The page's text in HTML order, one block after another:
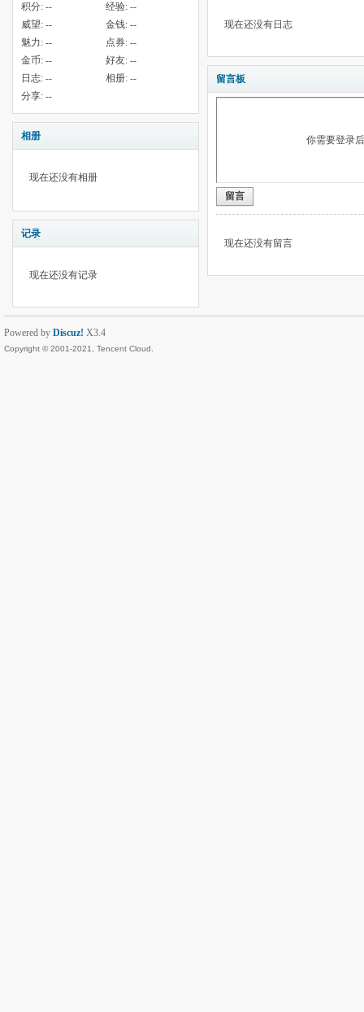
积分: -- 经验: --
威望: -- 金钱: --
魅力: -- 点券: --
金币: -- 好友: --
日志: -- 相册: --
分享: --
相册
现在还没有相册
记录
现在还没有记录
现在还没有日志
留言板
你需要登录
留言
现在还没有留言
Powered by Discuz! X3.4
Copyright © 2001-2021, Tencent Cloud.